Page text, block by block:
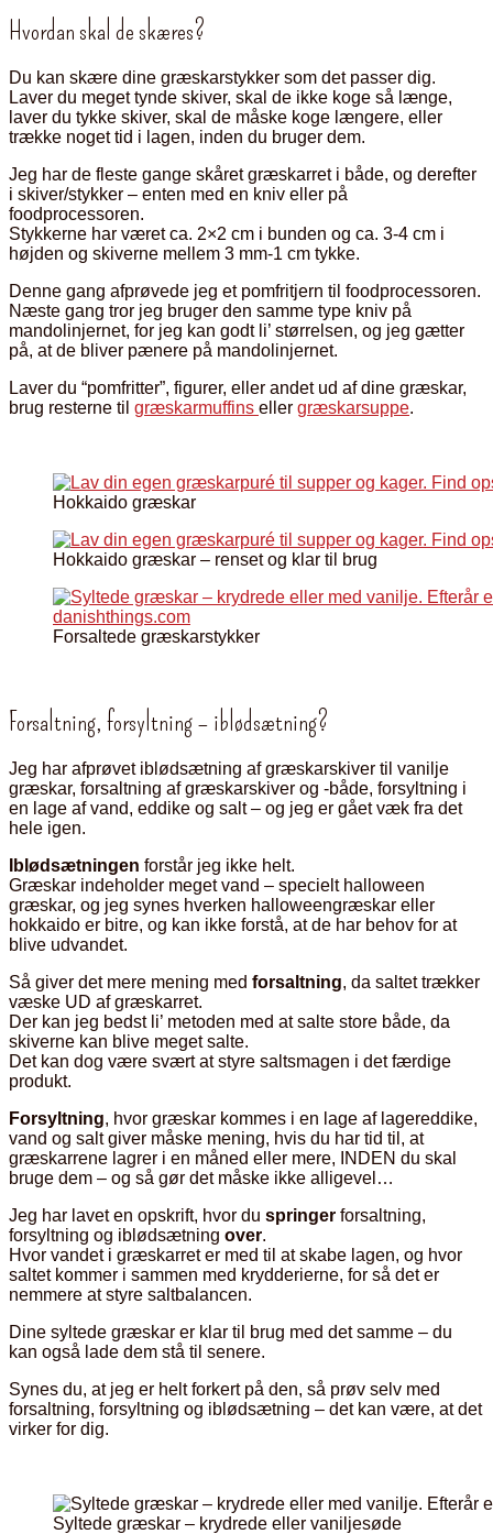
Hvordan skal de skæres?
Du kan skære dine græskarstykker som det passer dig.
Laver du meget tynde skiver, skal de ikke koge så længe,
laver du tykke skiver, skal de måske koge længere, eller
trække noget tid i lagen, inden du bruger dem.
Jeg har de fleste gange skåret græskarret i både, og derefter
i skiver/stykker – enten med en kniv eller på
foodprocessoren.
Stykkerne har været ca. 2×2 cm i bunden og ca. 3-4 cm i
højden og skiverne mellem 3 mm-1 cm tykke.
Denne gang afprøvede jeg et pomfritjern til foodprocessoren.
Næste gang tror jeg bruger den samme type kniv på
mandolinjernet, for jeg kan godt li’ størrelsen, og jeg gætter
på, at de bliver pænere på mandolinjernet.
Laver du “pomfritter”, figurer, eller andet ud af dine græskar,
brug resterne til græskarmuffins eller græskarsuppe.
Hokkaido græskar
Hokkaido græskar – renset og klar til brug
Forsaltede græskarstykker
Forsaltning, forsyltning – iblødsætning?
Jeg har afprøvet iblødsætning af græskarskiver til vanilje
græskar, forsaltning af græskarskiver og -både, forsyltning i
en lage af vand, eddike og salt – og jeg er gået væk fra det
hele igen.
Iblødsætningen forstår jeg ikke helt.
Græskar indeholder meget vand – specielt halloween
græskar, og jeg synes hverken halloweengræskar eller
hokkaido er bitre, og kan ikke forstå, at de har behov for at
blive udvandet.
Så giver det mere mening med forsaltning, da saltet trækker
væske UD af græskarret.
Der kan jeg bedst li’ metoden med at salte store både, da
skiverne kan blive meget salte.
Det kan dog være svært at styre saltsmagen i det færdige
produkt.
Forsyltning, hvor græskar kommes i en lage af lagereddike,
vand og salt giver måske mening, hvis du har tid til, at
græskarrene lagrer i en måned eller mere, INDEN du skal
bruge dem – og så gør det måske ikke alligevel…
Jeg har lavet en opskrift, hvor du springer forsaltning,
forsyltning og iblødsætning over.
Hvor vandet i græskarret er med til at skabe lagen, og hvor
saltet kommer i sammen med krydderierne, for så det er
nemmere at styre saltbalancen.
Dine syltede græskar er klar til brug med det samme – du
kan også lade dem stå til senere.
Synes du, at jeg er helt forkert på den, så prøv selv med
forsaltning, forsyltning og iblødsætning – det kan være, at det
virker for dig.
Syltede græskar – krydrede eller vaniljesøde